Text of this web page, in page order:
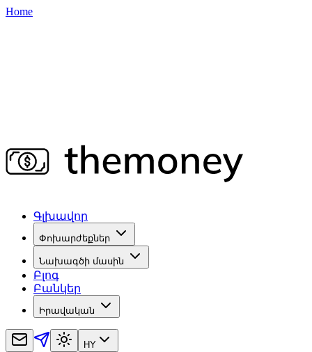
Home
Գլխավոր
Փոխարժեքներ
Նախագծի մասին
Բլոգ
Բանկեր
Իրավական
HY